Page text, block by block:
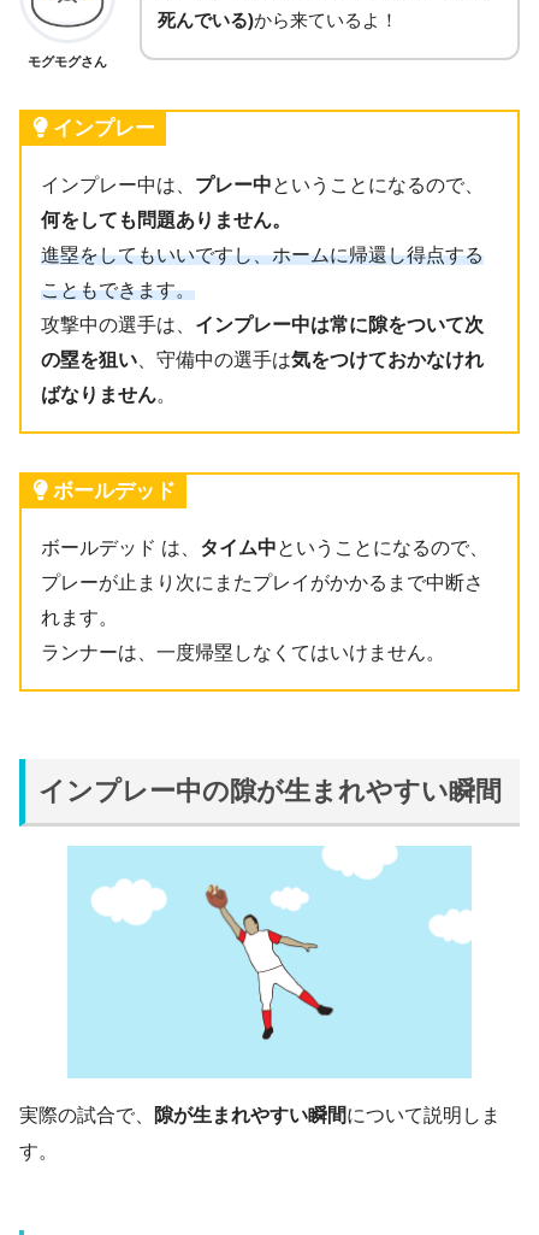
モグモグさん
死んでいる)から来ているよ！
インプレー
インプレー中は、 プレー中ということになるので、
何をしても問題ありません。
進塁をしてもいいですし、ホームに帰還し得点する
こともできます。
攻撃中の選手は、 インプレー中は常に隙をついて次
の塁を狙い 、守備中の選手は気をつけておかなけれ
ばなりません。
ボールデッド
ボールデッド は、 タイム中ということになるので、
プレーが止まり次にまたプレイがかかるまで中断さ
れます。
ランナーは、一度帰塁しなくてはいけません。
インプレー中の隙が生まれやすい瞬間
実際の試合で、 隙が生まれやすい瞬間について説明しま
す。